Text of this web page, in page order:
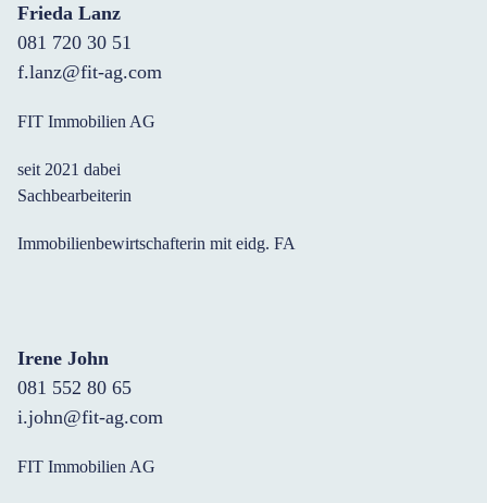
Frieda Lanz
081 720 30 51
f.lanz@fit-ag.com
FIT Immobilien AG
seit 2021 dabei
Sachbearbeiterin
Immobilienbewirtschafterin mit eidg. FA
Irene John
081 552 80 65
i.john@fit-ag.com
FIT Immobilien AG